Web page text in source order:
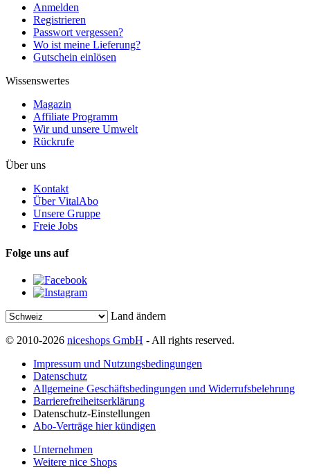
Anmelden
Registrieren
Passwort vergessen?
Wo ist meine Lieferung?
Gutschein einlösen
Wissenswertes
Magazin
Affiliate Programm
Wir und unsere Umwelt
Rückrufe
Über uns
Kontakt
Über VitalAbo
Unsere Gruppe
Freie Jobs
Folge uns auf
Land ändern
© 2010-2026 niceshops GmbH - All rights reserved.
Impressum und Nutzungsbedingungen
Datenschutz
Allgemeine Geschäftsbedingungen und Widerrufsbelehrung
Barrierefreiheitserklärung
Datenschutz-Einstellungen
Abo-Verträge hier kündigen
Unternehmen
Weitere nice Shops